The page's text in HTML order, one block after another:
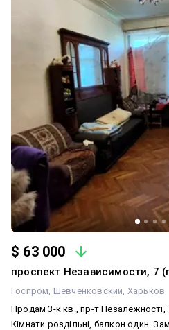
$ 63 000
проспект Независимости, 7
Госпром Шевченковский Харьков
Продам 3-к кв., пр-т Незалежності,
Кімнати роздільні, балкон один.